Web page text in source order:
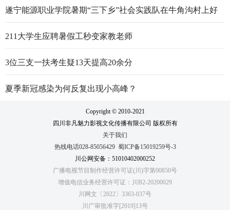
遂宁能源职业学院暑期“三下乡”社会实践队在牛角沟村上好
211大学生应聘暑假工秒变家教老师
3位三支一扶考生疑13天提高20余分
夏季新冠感染为何反复出现小高峰？
Copyright © 2010-2021
四川非凡魅力影视文化传播有限公司 版权所有
关于我们
热线电话028-85056429 蜀ICP备15019259号-3
川公网安备：51010402000252
广播电视节目制作经营许可证(川)字第00850号
增值电信业务经营许可证：川B2-20200029
川网文〔2022〕3363-037号
川广审批准字[2019]13号